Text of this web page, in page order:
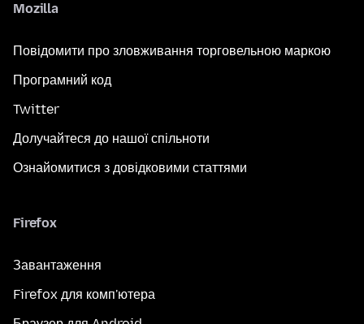
Mozilla
Повідомити про зловживання торговельною маркою
Програмний код
Twitter
Долучайтеся до нашої спільноти
Ознайомитися з довідковими статтями
Firefox
Завантаження
Firefox для комп'ютера